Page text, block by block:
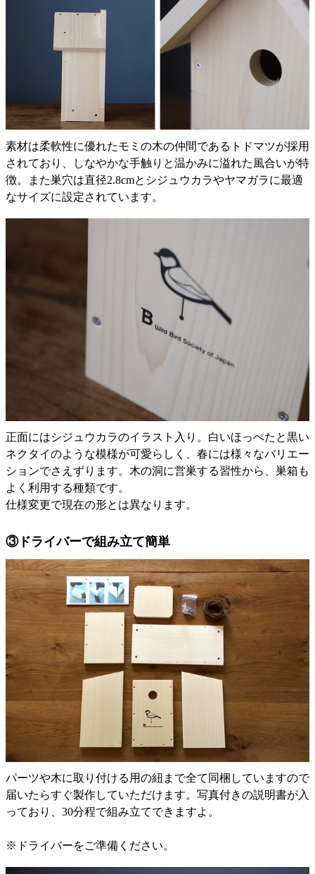
素材は柔軟性に優れたモミの木の仲間であるトドマツが採用
されており、しなやかな手触りと温かみに溢れた風合いが特
徴。また巣穴は直径2.8cmとシジュウカラやヤマガラに最適
なサイズに設定されています。
正面にはシジュウカラのイラスト入り。白いほっぺたと黒い
ネクタイのような模様が可愛らしく、春には様々なバリエー
ションでさえずります。木の洞に営巣する習性から、巣箱も
よく利用する種類です。
仕様変更で現在の形とは異なります。
③ドライバーで組み立て簡単
パーツや木に取り付ける用の紐まで全て同梱していますので
届いたらすぐ製作していただけます。写真付きの説明書が入
っており、30分程で組み立てできますよ。
※ドライバーをご準備ください。